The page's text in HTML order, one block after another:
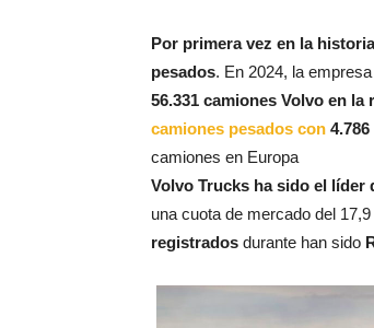
Por primera vez en la historia
pesados. En 2024, la
56.331 camiones Volvo en la
camiones pesados con
camiones en Europa
Volvo Trucks ha sido el líder
una cuota de mercado del
registrados durante han sido